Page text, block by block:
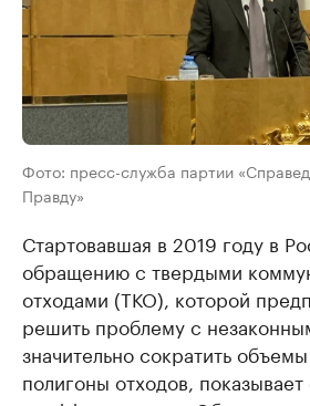
Фото: пресс-служба партии
Правду»
Стартовавшая в 2019 году в
обращению с твердыми
отходами (ТКО), которой
решить проблему с
значительно сократить
полигоны отходов,